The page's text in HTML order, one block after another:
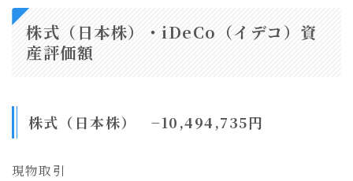
株式（日本株）・iDeCo（イデコ）資
産評価額
株式（日本株） −10,494,735円
現物取引